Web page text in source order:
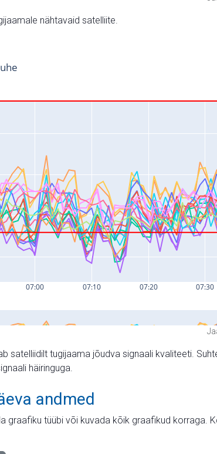
nähtavaid satelliite.
satelliidilt tugijaama jõudva signaali kvaliteeti.
häiringuga.
andmed
graafiku tüübi või kuvada kõik graafikud korraga.